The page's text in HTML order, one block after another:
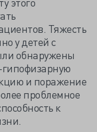
Тяжесть
у детей с
обнаружены
и поражение
проблемное
к